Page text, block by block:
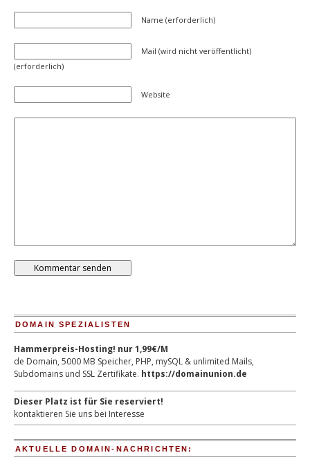
Name (erforderlich)
Mail (wird nicht veröffentlicht)
(erforderlich)
Website
DOMAIN SPEZIALISTEN
Hammerpreis-Hosting! nur 1,99€/M
de Domain, 5000 MB Speicher, PHP, mySQL & unlimited Mails,
Subdomains und SSL Zertifikate. https://domainunion.de
Dieser Platz ist für Sie reserviert!
kontaktieren Sie uns bei Interesse
AKTUELLE DOMAIN-NACHRICHTEN: